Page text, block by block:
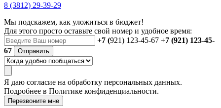
8 (3812) 29-39-29
Мы подскажем, как уложиться в бюджет!
Для этого просто оставьте свой номер и удобное время:
+7 (921) 123-45-67 +7 (921) 123-45-
67
Отправить
Я даю согласие на обработку персональных данных.
Подробнее в Политике конфиденциальности.
Перезвоните мне